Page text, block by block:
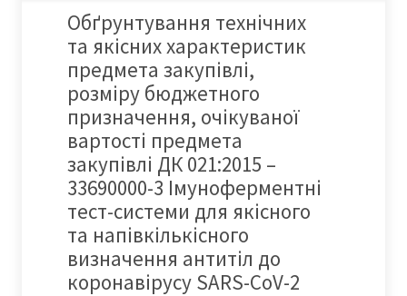
Обґрунтування технічних
та якісних характеристик
предмета закупівлі,
розміру бюджетного
призначення, очікуваної
вартості предмета
закупівлі ДК 021:2015 –
33690000-3 Імуноферментні
тест-системи для якісного
та напівкількісного
визначення антитіл до
коронавірусу SARS-CoV-2